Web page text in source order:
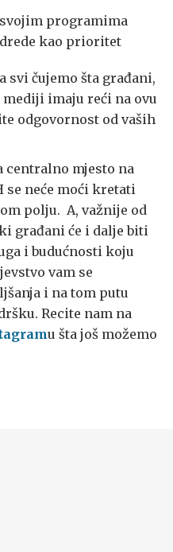
programima
kao prioritet
svi čujemo šta građani,
imaju reći na ovu
odgovornost od vaših
mjesto na
neće moći kretati
polju. A, važnije od
građani će i dalje biti
i budućnosti koju
vam se
i na tom putu
Recite nam na
u šta još možemo